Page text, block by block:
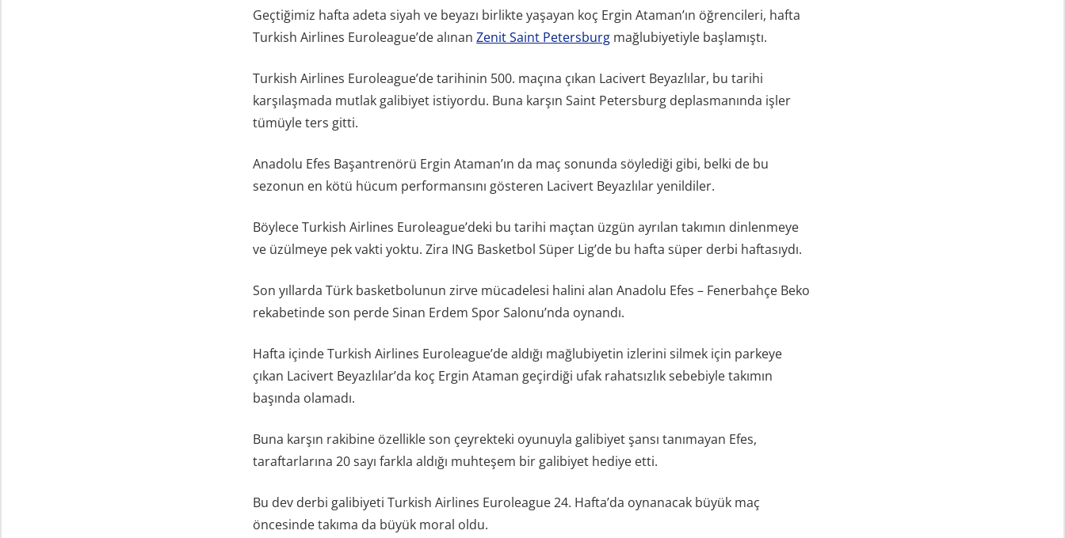
Geçtiğimiz hafta adeta siyah ve beyazı birlikte yaşayan koç Ergin Ataman’ın öğrencileri, hafta
Turkish Airlines Euroleague’de alınanZenit Saint Petersburg mağlubiyetiyle başlamıştı.
Turkish Airlines Euroleague’de tarihinin 500. maçına çıkan Lacivert Beyazlılar, bu tarihi
karşılaşmada mutlak galibiyet istiyordu. Buna karşın Saint Petersburg deplasmanında işler
tümüyle ters gitti.
Anadolu Efes Başantrenörü Ergin Ataman’ın da maç sonunda söylediği gibi, belki de bu
sezonun en kötü hücum performansını gösteren Lacivert Beyazlılar yenildiler.
Böylece Turkish Airlines Euroleague’deki bu tarihi maçtan üzgün ayrılan takımın dinlenmeye
ve üzülmeye pek vakti yoktu. Zira ING Basketbol Süper Lig’de bu hafta süper derbi haftasıydı.
Son yıllarda Türk basketbolunun zirve mücadelesi halini alan Anadolu Efes – Fenerbahçe Beko
rekabetinde son perde Sinan Erdem Spor Salonu’nda oynandı.
Hafta içinde Turkish Airlines Euroleague’de aldığı mağlubiyetin izlerini silmek için parkeye
çıkan Lacivert Beyazlılar’da koç Ergin Ataman geçirdiği ufak rahatsızlık sebebiyle takımın
başında olamadı.
Buna karşın rakibine özellikle son çeyrekteki oyunuyla galibiyet şansı tanımayan Efes,
taraftarlarına 20 sayı farkla aldığı muhteşem bir galibiyet hediye etti.
Bu dev derbi galibiyeti Turkish Airlines Euroleague 24. Hafta’da oynanacak büyük maç
öncesinde takıma da büyük moral oldu.